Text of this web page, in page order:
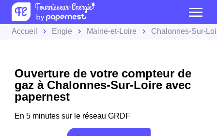
Accueil Engie Maine-et-Loire Chalonnes-Sur-